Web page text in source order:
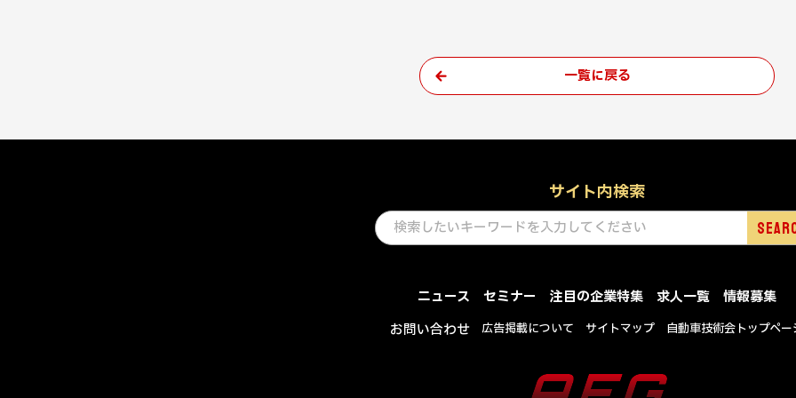
一覧に戻る
サイト内検索
ニュース セミナー 注目の企業特集 求人一覧
情報募集
お問い合わせ
広告掲載について サイトマップ 自動車技術会トップペー